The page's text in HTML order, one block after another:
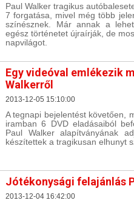
Paul Walker tragikus
7 forgatása, mivel még több
színésznek. Már annak a
egész történetet újraírják, de
napvilágot.
Egy videóval emlékezik
Walkerről
2013-12-05 15:10:00
A tegnapi bejelentést követően,
iramban 6 DVD eladásaiból
Paul Walker alapítványának
készítettek a tragikusan elhunyt
Jótékonysági felajánlás
2013-12-04 16:42:00